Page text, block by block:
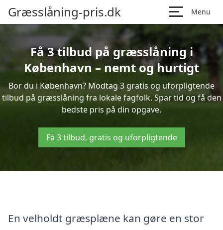
Græsslåning-pris.dk Menu
Få 3 tilbud på græsslåning i
København – nemt og hurtigt
Bor du i København? Modtag 3 gratis og uforpligtende
tilbud på græsslåning fra lokale fagfolk. Spar tid og få den
bedste pris på din opgave.
Få 3 tilbud, gratis og uforpligtende
En velholdt græsplæne kan gøre en stor